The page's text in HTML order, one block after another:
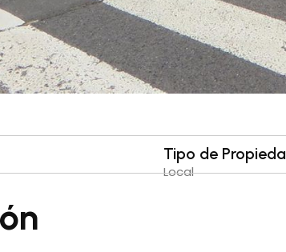
Tipo de
Local